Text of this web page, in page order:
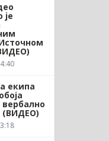
је
екипа
(ВИДЕО)